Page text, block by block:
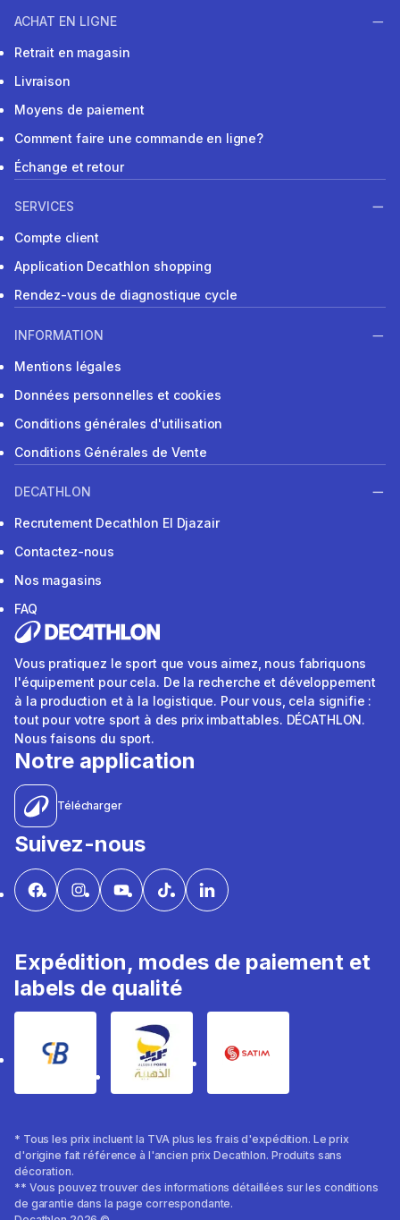
ACHAT EN LIGNE
Retrait en magasin
Livraison
Moyens de paiement
Comment faire une commande en ligne?
Échange et retour
SERVICES
Compte client
Application Decathlon shopping
Rendez-vous de diagnostique cycle
INFORMATION
Mentions légales
Données personnelles et cookies
Conditions générales d'utilisation
Conditions Générales de Vente
DECATHLON
Recrutement Decathlon El Djazair
Contactez-nous
Nos magasins
FAQ
Vous pratiquez le sport que vous aimez, nous fabriquons
l'équipement pour cela. De la recherche et développement
à la production et à la logistique. Pour vous, cela signifie :
tout pour votre sport à des prix imbattables. DÉCATHLON.
Nous faisons du sport.
Notre application
Télécharger
Suivez-nous
Expédition, modes de paiement et
labels de qualité
* Tous les prix incluent la TVA plus les frais d'expédition. Le prix
d'origine fait référence à l'ancien prix Decathlon. Produits sans
décoration.
** Vous pouvez trouver des informations détaillées sur les conditions
de garantie dans la page correspondante.